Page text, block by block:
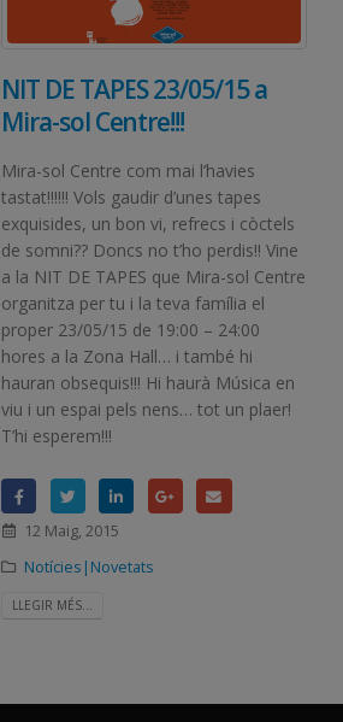
NIT DE TAPES 23/05/15 a
Mira-sol Centre!!!
Mira-sol Centre com mai l’havies
tastat!!!!!! Vols gaudir d’unes tapes
exquisides, un bon vi, refrecs i còctels
de somni?? Doncs no t’ho perdis!! Vine
a la NIT DE TAPES que Mira-sol Centre
organitza per tu i la teva família el
proper 23/05/15 de 19:00 – 24:00
hores a la Zona Hall… i també hi
hauran obsequis!!! Hi haurà Música en
viu i un espai pels nens… tot un plaer!
T’hi esperem!!!
12 Maig, 2015
Notícies|Novetats
LLEGIR MÉS...